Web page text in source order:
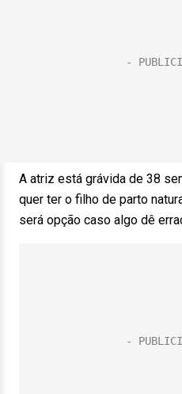
A atriz está grávida de 38
quer ter o filho de parto
será opção caso algo dê